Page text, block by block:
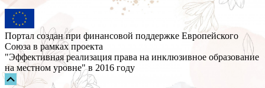
Портал создан при финансовой поддержке Европейского
Союза в рамках проекта
"Эффективная реализация права на инклюзивное образование
на местном уровне" в 2016 году
Прокрутка